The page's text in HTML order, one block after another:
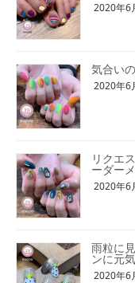
2020年6
気合い
2020年6
リクエ
ーダー
2020年6
雨粒に
ンに元
2020年6